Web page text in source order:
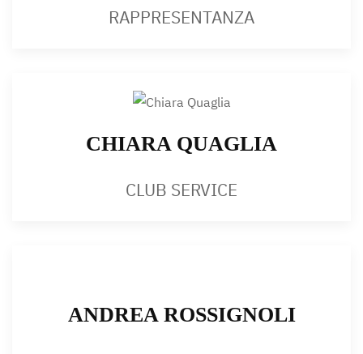
RAPPRESENTANZA
CHIARA QUAGLIA
CLUB SERVICE
ANDREA ROSSIGNOLI